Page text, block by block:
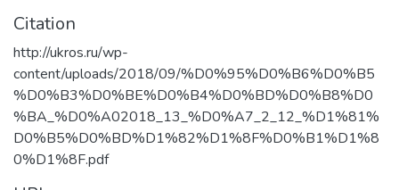
Citation
http://ukros.ru/wp-
content/uploads/2018/09/%D0%95%D0%B6%D0%B5
%D0%B3%D0%BE%D0%B4%D0%BD%D0%B8%D0
%BA_%D0%A02018_13_%D0%A7_2_12_%D1%81%
D0%B5%D0%BD%D1%82%D1%8F%D0%B1%D1%8
0%D1%8F.pdf